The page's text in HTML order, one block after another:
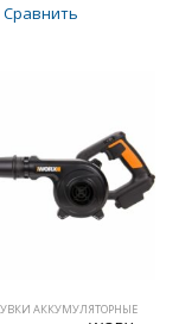
Сравнить
АККУМУЛЯТОРНЫЕ